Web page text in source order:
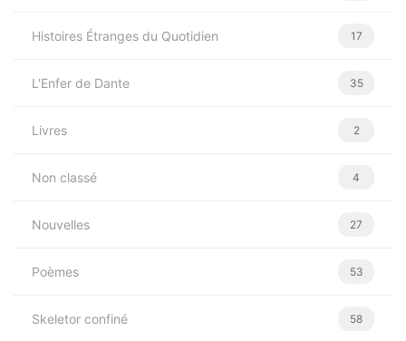
Histoires Étranges du Quotidien 17
L'Enfer de Dante 35
Livres 2
Non classé 4
Nouvelles 27
Poèmes 53
Skeletor confiné 58